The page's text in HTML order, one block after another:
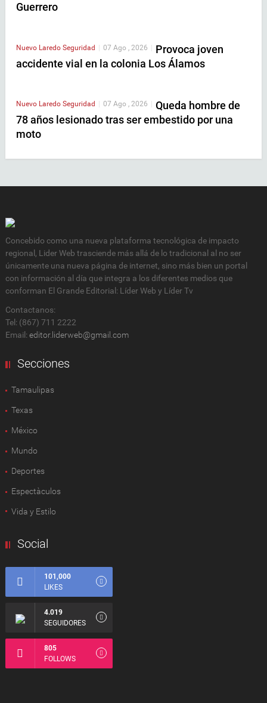
Guerrero
Nuevo Laredo Seguridad | 07 Ago , 2026 | Provoca joven
accidente vial en la colonia Los Álamos
Nuevo Laredo Seguridad 07 Ago , 2026
Queda hombre de
78 años lesionado tras ser embestido por una
moto
Concebido como una nueva plataforma tecnológica de impacto
regional, Lider Web trasciende más allá de lo tradicional al no ser
únicamente una nueva página de internet, sino más bien un portal
con información al día que integra a los diferentes medios que
conforman El Grande Editorial: Líder Web y Líder Tv
Contactanos:
Tel: (867) 711 2222
Email: editor.liderweb@gmail.com
Secciones
Tamaulipas
Texas
México
Mundo
Deportes
Espectàculos
Vida y Estilo
Social
101,000
LIKES
4.019
SEGUIDORES
805
FOLLOWS